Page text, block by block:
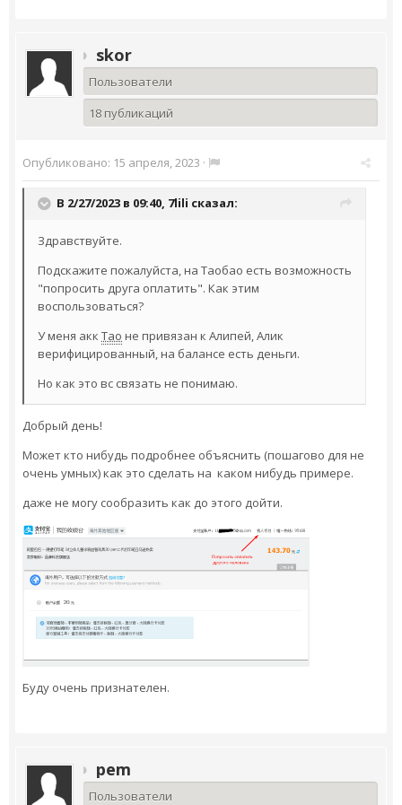
skor
Пользователи
18 публикаций
Опубликовано: 15 апреля, 2023 ·
В 2/27/2023 в 09:40, 7lili сказал:
Здравствуйте.
Подскажите пожалуйста, на Таобао есть возможность
"попросить друга оплатить". Как этим
воспользоваться?
У меня акк Тао не привязан к Алипей, Алик
верифицированный, на балансе есть деньги.
Но как это вс связать не понимаю.
Добрый день!
Может кто нибудь подробнее объяснить (пошагово для не
очень умных) как это сделать на каком нибудь примере.
даже не могу сообразить как до этого дойти.
Буду очень признателен.
pem
Пользователи